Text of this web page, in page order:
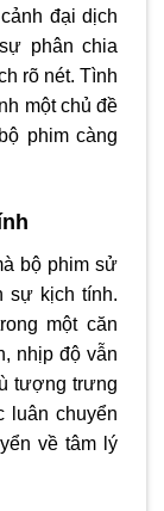
đại dịch
phân chia
rõ nét. Tình
một chủ đề
phim càng
bộ phim sử
sự kịch tính.
một căn
nhịp độ vẫn
tượng trưng
luân chuyển
về tâm lý